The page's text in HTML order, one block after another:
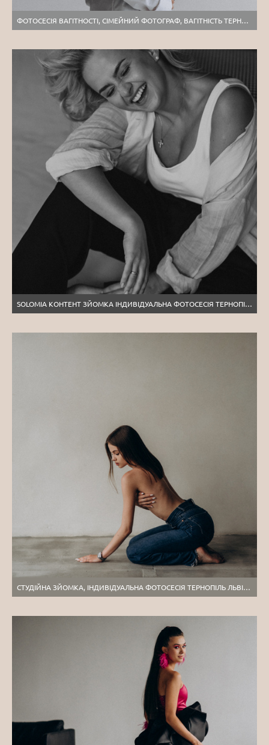
ФОТОСЕСІЯ ВАГІТНОСТІ, СІМЕЙНИЙ ФОТОГРАФ, ВАГІТНІСТЬ ТЕРНОПІЛЬ ЛЬВІВ
SOLOMIA КОНТЕНТ ЗЙОМКА ІНДИВІДУАЛЬНА ФОТОСЕСІЯ ТЕРНОПІЛЬ ЛЬВІВ
СТУДІЙНА ЗЙОМКА, ІНДИВІДУАЛЬНА ФОТОСЕСІЯ ТЕРНОПІЛЬ ЛЬВІВ, ФОТОГРАФ